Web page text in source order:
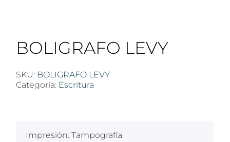
BOLIGRAFO LEVY
SKU: BOLIGRAFO LEVY
Categoría: Escritura
Impresión: Tampografía